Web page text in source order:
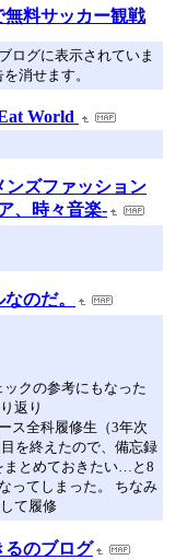
無料サッカー観戦
ログに表示されていま
消せます。
World
ンズファッション
、時々音楽-
のだ。
ックの参考にもなった
返り
ス全科履修生（3年次
を終えたので、備忘録
まとめておきたい…と8
ってしまった。 ちなみ
て履修
るのブログ